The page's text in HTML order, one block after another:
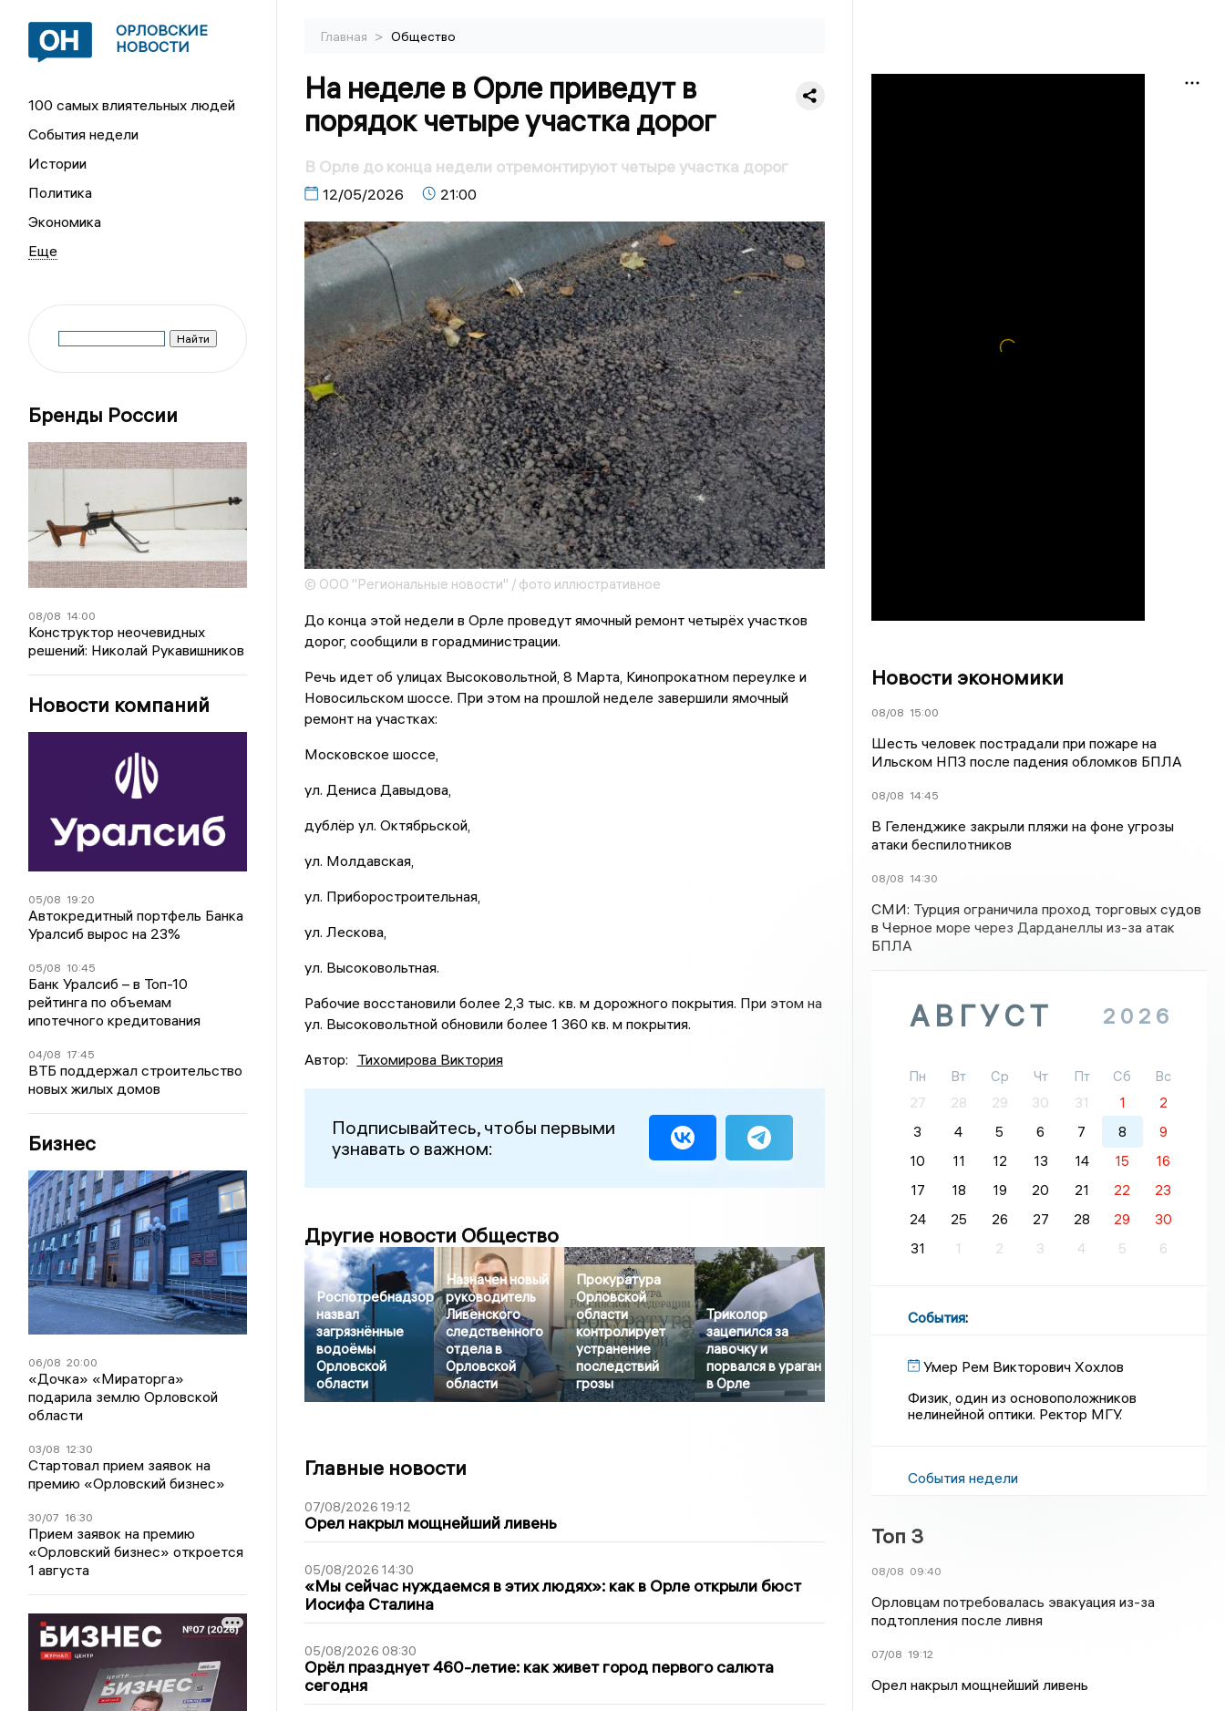
ОРЛОВСКИЕ
НОВОСТИ
100 самых влиятельных людей
События недели
Истории
Политика
Экономика
Бренды России
08/08 14:00
Конструктор неочевидных
решений: Николай Рукавишников
Новости компаний
05/08 19:20
Автокредитный портфель Банка
Уралсиб вырос на 23%
05/08 10:45
Банк Уралсиб – в Топ-10
рейтинга по объемам
ипотечного кредитования
04/08 17:45
ВТБ поддержал строительство
новых жилых домов
Бизнес
06/08 20:00
«Дочка» «Мираторга»
подарила землю Орловской
области
03/08 12:30
Стартовал прием заявок на
премию «Орловский бизнес»
30/07 16:30
Прием заявок на премию
«Орловский бизнес» откроется
1 августа
Главная > Общество
На неделе в Орле приведут в
порядок четыре участка дорог
В Орле до конца недели отремонтируют четыре участка дорог
12/05/2026 21:00
© ООО "Региональные новости" / фото иллюстративное
До конца этой недели в Орле проведут ямочный ремонт четырёх участков
дорог, сообщили в горадминистрации.
Речь идет об улицах Высоковольтной, 8 Марта, Кинопрокатном переулке и
Новосильском шоссе. При этом на прошлой неделе завершили ямочный
ремонт на участках:
Московское шоссе,
ул. Дениса Давыдова,
дублёр ул. Октябрьской,
ул. Молдавская,
ул. Приборостроительная,
ул. Лескова,
ул. Высоковольтная.
Рабочие восстановили более 2,3 тыс. кв. м дорожного покрытия. При этом на
ул. Высоковольтной обновили более 1 360 кв. м покрытия.
Автор: Тихомирова Виктория
Подписывайтесь, чтобы первыми
узнавать о важном:
Другие новости Общество
Роспотребнадзор
назвал
загрязнённые
водоёмы
Орловской
области
Назначен новый
руководитель
Ливенского
следственного
отдела в
Орловской
области
Прокуратура
Орловской
области
контролирует
устранение
последствий
грозы
Триколор
зацепился за
лавочку и
порвался в ураган
в Орле
Главные новости
07/08/2026 19:12
Орел накрыл мощнейший ливень
05/08/2026 14:30
«Мы сейчас нуждаемся в этих людях»: как в Орле открыли бюст
Иосифа Сталина
05/08/2026 08:30
Орёл празднует 460-летие: как живет город первого салюта
сегодня
Новости экономики
08/08 15:00
Шесть человек пострадали при пожаре на
Ильском НПЗ после падения обломков БПЛА
08/08 14:45
В Геленджике закрыли пляжи на фоне угрозы
атаки беспилотников
08/08 14:30
СМИ: Турция ограничила проход торговых судов
в Черное море через Дарданеллы из-за атак
БПЛА
АВГУСТ 2026
Пн Вт Ср Чт Пт Сб
Вс
27
28 29 30 31 1
2
3
4 5 6 7 8
9
10
11 12 13 14 15
16
17
18 19 20 21 22
23
24
25 26 27 28 29
30
31
1 2 3 4 5 6
События:
Умер Рем Викторович Хохлов
Физик, один из основоположников
нелинейной оптики. Ректор МГУ.
События недели
Топ 3
08/08 09:40
Орловцам потребовалась эвакуация из-за
подтопления после ливня
07/08 19:12
Орел накрыл мощнейший ливень